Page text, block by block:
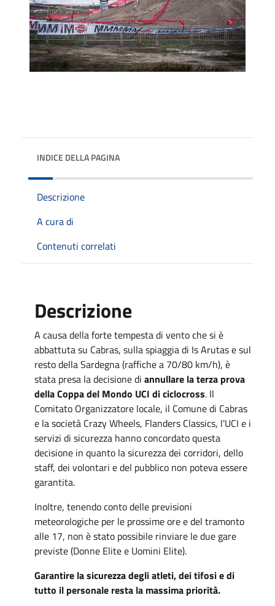
INDICE DELLA PAGINA
Descrizione
A cura di
Contenuti correlati
Descrizione
A causa della forte tempesta di vento che si è
abbattuta su Cabras, sulla spiaggia di Is Arutas e sul
resto della Sardegna (raffiche a 70/80 km/h), è
stata presa la decisione di annullare la terza prova
della Coppa del Mondo UCI di ciclocross. Il
Comitato Organizzatore locale, il Comune di Cabras
e la società Crazy Wheels, Flanders Classics, l'UCI e i
servizi di sicurezza hanno concordato questa
decisione in quanto la sicurezza dei corridori, dello
staff, dei volontari e del pubblico non poteva essere
garantita.
Inoltre, tenendo conto delle previsioni
meteorologiche per le prossime ore e del tramonto
alle 17, non è stato possibile rinviare le due gare
previste (Donne Elite e Uomini Elite).
Garantire la sicurezza degli atleti, dei tifosi e di
tutto il personale resta la massima priorità.